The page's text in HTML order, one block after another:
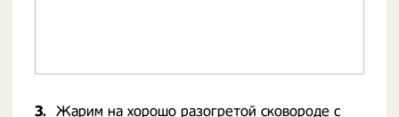
3. Жарим на хорошо разогретой сковороде с